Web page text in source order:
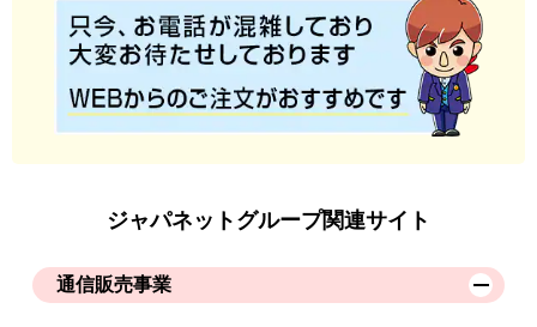
ジャパネットグループ関連サイト
通信販売事業